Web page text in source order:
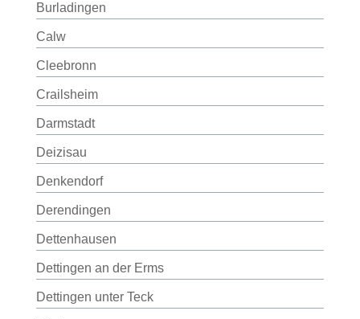
Burladingen
Calw
Cleebronn
Crailsheim
Darmstadt
Deizisau
Denkendorf
Derendingen
Dettenhausen
Dettingen an der Erms
Dettingen unter Teck